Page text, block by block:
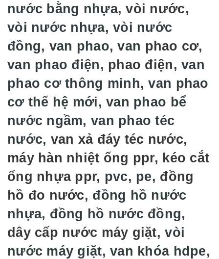
nước bằng nhựa,vòi nước,
vòi nước nhựa, vòi nước
đồng, van phao, van phao cơ,
van phao điện, phao điện, van
phao cơ thông minh, van phao
cơ thế hệ mới, van phao bể
nước ngầm, van phao téc
nước, van xả đáy téc nước,
máy hàn nhiệt ống ppr, kéo cắt
ống nhựa ppr, pvc, pe, đồng
hồ đo nước, đồng hồ nước
nhựa, đồng hồ nước đồng,
dây cấp nước máy giặt, vòi
nước máy giặt, van khóa hdpe,